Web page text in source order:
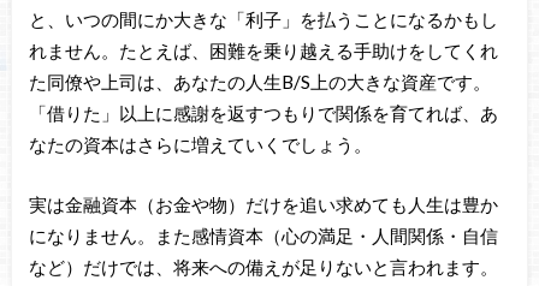
と、いつの間にか大きな「利子」を払うことになるかもし
れません。たとえば、困難を乗り越える手助けをしてくれ
た同僚や上司は、あなたの人生B/S上の大きな資産です。
「借りた」以上に感謝を返すつもりで関係を育てれば、あ
なたの資本はさらに増えていくでしょう。
実は金融資本（お金や物）だけを追い求めても人生は豊か
になりません。また感情資本（心の満足・人間関係・自信
など）だけでは、将来への備えが足りないと言われます。